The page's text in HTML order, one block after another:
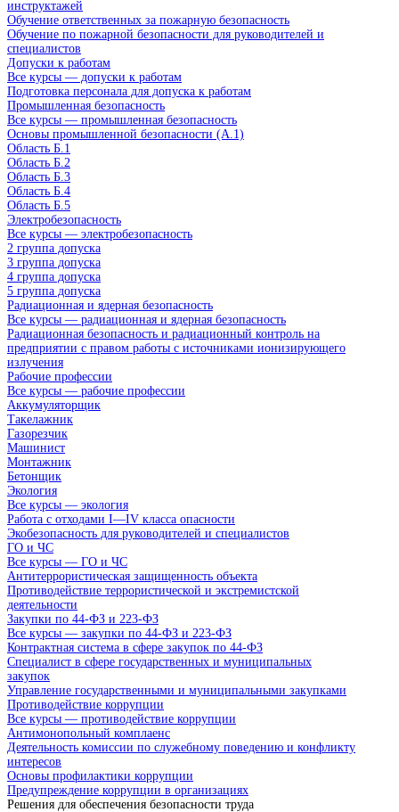
инструктажей
Обучение ответственных за пожарную безопасность
Обучение по пожарной безопасности для руководителей и
специалистов
Допуски к работам
Все курсы — допуски к работам
Подготовка персонала для допуска к работам
Промышленная безопасность
Все курсы — промышленная безопасность
Основы промышленной безопасности (A.1)
Область Б.1
Область Б.2
Область Б.3
Область Б.4
Область Б.5
Электробезопасность
Все курсы — электробезопасность
2 группа допуска
3 группа допуска
4 группа допуска
5 группа допуска
Радиационная и ядерная безопасность
Все курсы — радиационная и ядерная безопасность
Радиационная безопасность и радиационный контроль на
предприятии с правом работы с источниками ионизирующего
излучения
Рабочие профессии
Все курсы — рабочие профессии
Аккумуляторщик
Такелажник
Газорезчик
Машинист
Монтажник
Бетонщик
Экология
Все курсы — экология
Работа с отходами I—IV класса опасности
Экобезопасность для руководителей и специалистов
ГО и ЧС
Все курсы — ГО и ЧС
Антитеррористическая защищенность объекта
Противодействие террористической и экстремистской
деятельности
Закупки по 44-ФЗ и 223-ФЗ
Все курсы — закупки по 44-ФЗ и 223-ФЗ
Контрактная система в сфере закупок по 44-ФЗ
Специалист в сфере государственных и муниципальных
закупок
Управление государственными и муниципальными закупками
Противодействие коррупции
Все курсы — противодействие коррупции
Антимонопольный комплаенс
Деятельность комиссии по служебному поведению и конфликту
интересов
Основы профилактики коррупции
Предупреждение коррупции в организациях
Решения для обеспечения безопасности труда